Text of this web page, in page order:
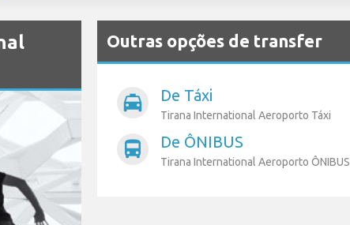
Outras opções de transfer
local_taxi De Táxi
Tirana International Aeroporto Táxi
directions_bus De ÔNIBUS
Tirana International Aeroporto ÔNIBUS